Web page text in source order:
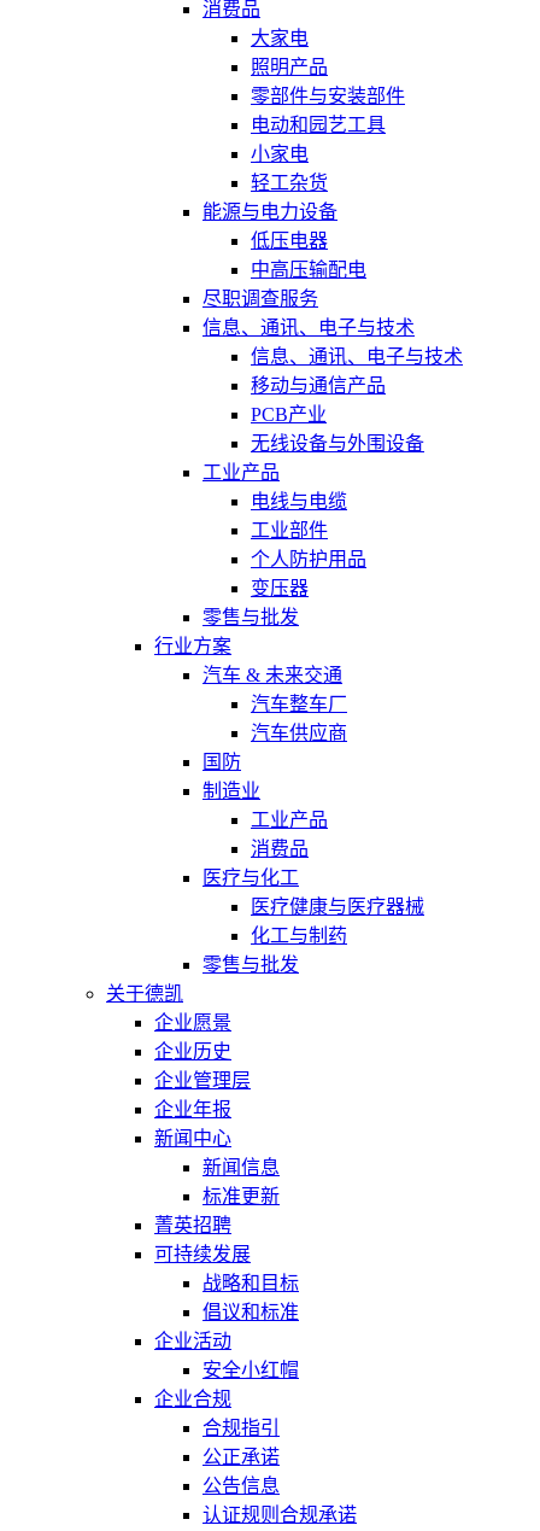
消费品
大家电
照明产品
零部件与安装部件
电动和园艺工具
小家电
轻工杂货
能源与电力设备
低压电器
中高压输配电
尽职调查服务
信息、通讯、电子与技术
信息、通讯、电子与技术
移动与通信产品
PCB产业
无线设备与外围设备
工业产品
电线与电缆
工业部件
个人防护用品
变压器
零售与批发
行业方案
汽车 & 未来交通
汽车整车厂
汽车供应商
国防
制造业
工业产品
消费品
医疗与化工
医疗健康与医疗器械
化工与制药
零售与批发
关于德凯
企业愿景
企业历史
企业管理层
企业年报
新闻中心
新闻信息
标准更新
菁英招聘
可持续发展
战略和目标
倡议和标准
企业活动
安全小红帽
企业合规
合规指引
公正承诺
公告信息
认证规则合规承诺